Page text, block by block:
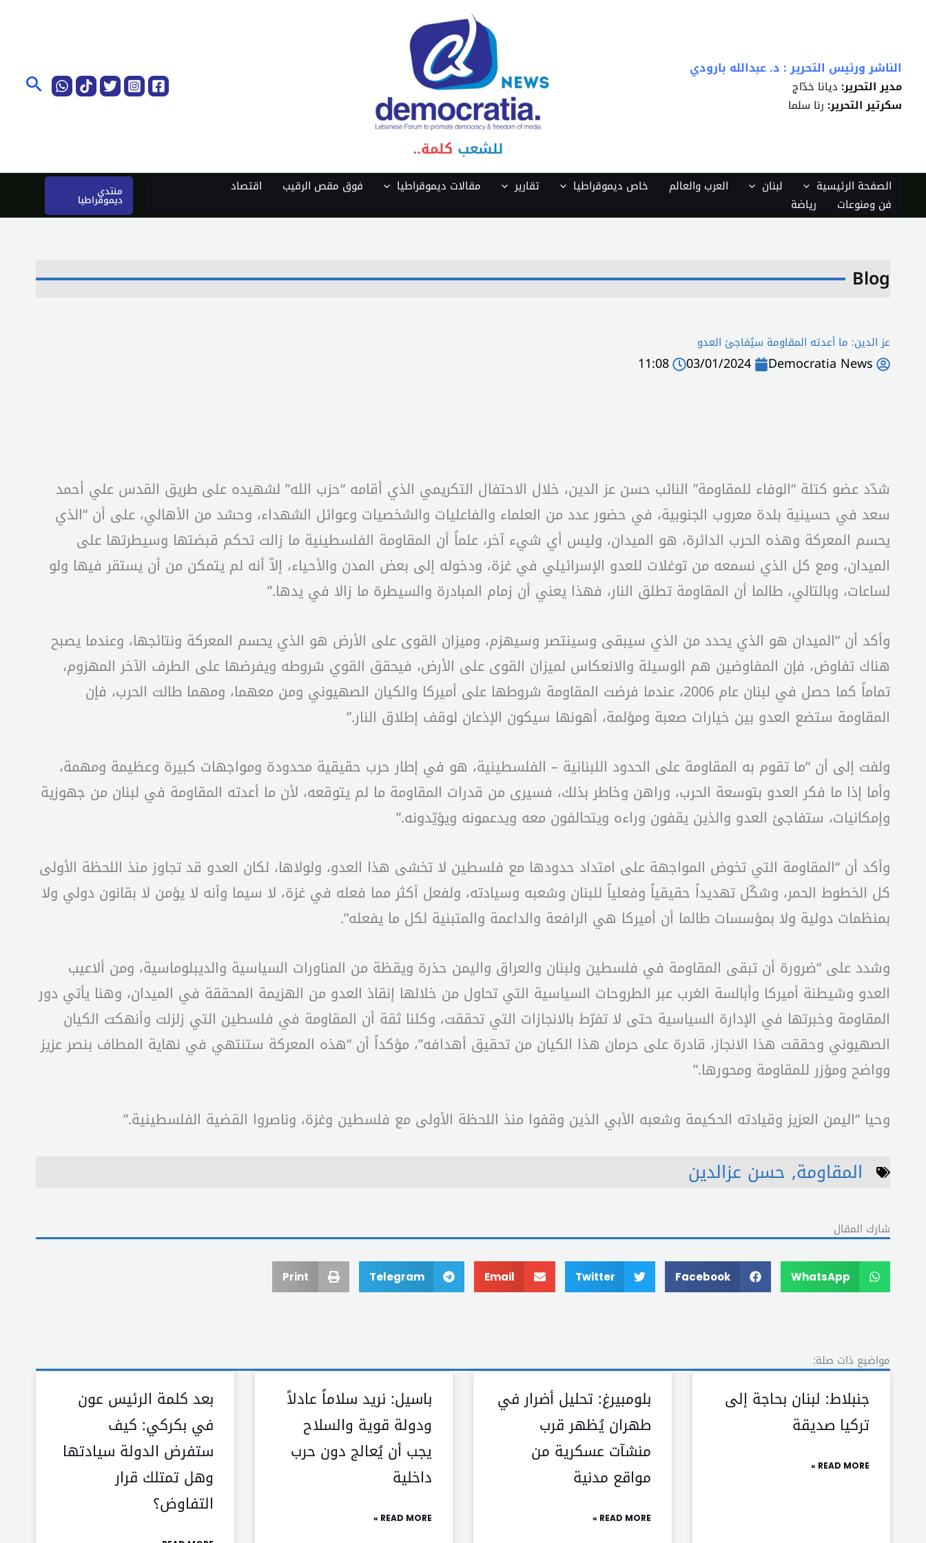
الناشر ورئيس التحرير : د. عبدالله بارودي
مدير التحرير: ديانا خدّاج
سكرتير التحرير: رنا سلما
الصفحة الرئيسية لبنان العرب والعالم خاص ديموقراطيا تقارير مقالات ديموقراطيا فوق مقص الرقيب
اقتصاد
فن ومنوعات
رياضة
منتدى
ديموقراطيا
Blog
عز الدين: ما أعدته المقاومة سيُفاجئ العدو
Democratia News
03/01/2024
11:08
شدّد عضو كتلة “الوفاء للمقاومة” النائب حسن عز الدين، خلال الاحتفال التكريمي الذي أقامه “حزب الله” لشهيده على طريق القدس علي أحمد
سعد في حسينية بلدة معروب الجنوبية، في حضور عدد من العلماء والفاعليات والشخصيات وعوائل الشهداء، وحشد من الأهالي، على أن “الذي
يحسم المعركة وهذه الحرب الدائرة، هو الميدان، وليس أي شيء آخر، علماً أن المقاومة الفلسطينية ما زالت تحكم قبضتها وسيطرتها على
الميدان، ومع كل الذي نسمعه من توغلات للعدو الإسرائيلي في غزة، ودخوله إلى بعض المدن والأحياء، إلاّ أنه لم يتمكن من أن يستقر فيها ولو
لساعات، وبالتالي، طالما أن المقاومة تطلق النار، فهذا يعني أن زمام المبادرة والسيطرة ما زالا في يدها.”
وأكد أن “الميدان هو الذي يحدد من الذي سيبقى وسينتصر وسيهزم، وميزان القوى على الأرض هو الذي يحسم المعركة ونتائجها، وعندما يصبح
هناك تفاوض، فإن المفاوضين هم الوسيلة والانعكاس لميزان القوى على الأرض، فيحقق القوي شروطه ويفرضها على الطرف الآخر المهزوم،
تماماً كما حصل في لبنان عام 2006، عندما فرضت المقاومة شروطها على أميركا والكيان الصهيوني ومن معهما، ومهما طالت الحرب، فإن
المقاومة ستضع العدو بين خيارات صعبة ومؤلمة، أهونها سيكون الإذعان لوقف إطلاق النار.”
ولفت إلى أن “ما تقوم به المقاومة على الحدود اللبنانية – الفلسطينية، هو في إطار حرب حقيقية محدودة ومواجهات كبيرة وعظيمة ومهمة،
وأما إذا ما فكر العدو بتوسعة الحرب، وراهن وخاطر بذلك، فسيرى من قدرات المقاومة ما لم يتوقعه، لأن ما أعدته المقاومة في لبنان من جهوزية
وإمكانيات، ستفاجئ العدو والذين يقفون وراءه ويتحالفون معه ويدعمونه ويؤيّدونه.”
وأكد أن “المقاومة التي تخوض المواجهة على امتداد حدودها مع فلسطين لا تخشى هذا العدو، ولولاها، لكان العدو قد تجاوز منذ اللحظة الأولى
كل الخطوط الحمر، وشكّل تهديداً حقيقياً وفعلياً للبنان وشعبه وسيادته، ولفعل أكثر مما فعله في غزة، لا سيما وأنه لا يؤمن لا بقانون دولي ولا
بمنظمات دولية ولا بمؤسسات طالما أن أميركا هي الرافعة والداعمة والمتبنية لكل ما يفعله”.
وشدد على “ضرورة أن تبقى المقاومة في فلسطين ولبنان والعراق واليمن حذرة ويقظة من المناورات السياسية والديبلوماسية، ومن ألاعيب
العدو وشيطنة أميركا وأبالسة الغرب عبر الطروحات السياسية التي تحاول من خلالها إنقاذ العدو من الهزيمة المحققة في الميدان، وهنا يأتي دور
المقاومة وخبرتها في الإدارة السياسية حتى لا تفرّط بالانجازات التي تحققت، وكلنا ثقة أن المقاومة في فلسطين التي زلزلت وأنهكت الكيان
الصهيوني وحققت هذا الانجاز، قادرة على حرمان هذا الكيان من تحقيق أهدافه”، مؤكداً أن “هذه المعركة ستنتهي في نهاية المطاف بنصر عزيز
وواضح ومؤزر للمقاومة ومحورها.”
وحيا “اليمن العزيز وقيادته الحكيمة وشعبه الأبي الذين وقفوا منذ اللحظة الأولى مع فلسطين وغزة، وناصروا القضية الفلسطينية.”
المقاومة, حسن عزالدين
شارك المقال
WhatsApp
Facebook
Twitter
Email
Telegram
Print
مواضيع ذات صلة:
جنبلاط: لبنان بحاجة إلى
تركيا صديقة
READ MORE »
بلومبيرغ: تحليل أضرار في
طهران يُظهر قرب
منشآت عسكرية من
مواقع مدنية
READ MORE »
باسيل: نريد سلاماً عادلاً
ودولة قوية والسلاح
يجب أن يُعالج دون حرب
داخلية
READ MORE »
بعد كلمة الرئيس عون
في بكركي: كيف
ستفرض الدولة سيادتها
وهل تمتلك قرار
التفاوض؟